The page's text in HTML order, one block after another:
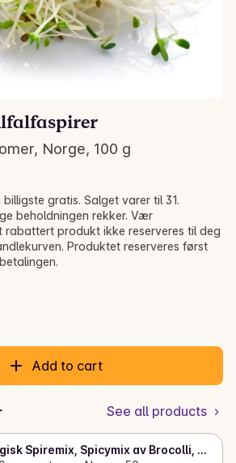
Norge, 100 g
31.80
/kg
gratis. Salget varer til 31.
beholdningen rekker. Vær
rabattert produkt ikke reserveres til deg
Produktet reserveres først
Add to cart
See all products
Spiremix, Spicymix av Brocolli, Reddik, Kløver